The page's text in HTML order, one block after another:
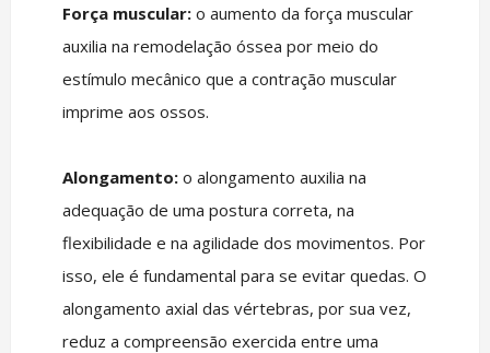
Força muscular:o aumento da força muscular
auxilia na remodelação óssea por meio do
estímulo mecânico que a contração muscular
imprime aos ossos.
Alongamento:o alongamento auxilia na
adequação de uma postura correta, na
flexibilidade e na agilidade dos movimentos. Por
isso, ele é fundamental para se evitar quedas. O
alongamento axial das vértebras, por sua vez,
reduz a compreensão exercida entre uma